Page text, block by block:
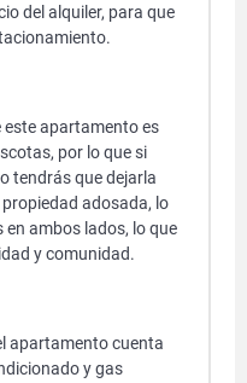
del alquiler, para que
este apartamento es
por lo que si
tendrás que dejarla
adosada, lo
ambos lados, lo que
y comunidad.
apartamento cuenta
y gas